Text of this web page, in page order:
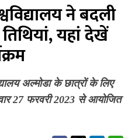
ने बदली
यहां देखें
अल्मोडा के छात्रों के लिए
27 फरवरी 2023 से आयोजित